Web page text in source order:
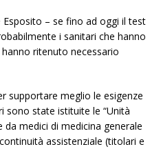
Esposito – se fino ad oggi il test
i sanitari che hanno
ritenuto necessario
supportare meglio le esigenze
sono state istituite le “Unità
da medici di medicina generale
assistenziale (titolari e